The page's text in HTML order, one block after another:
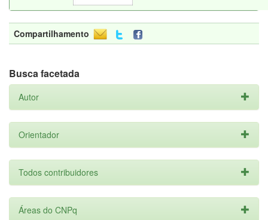
Compartilhamento
Busca facetada
Autor
Orientador
Todos contribuidores
Áreas do CNPq